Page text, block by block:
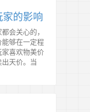
家的影响
会关心的，
够在一定程
家喜欢物美价
天价。当